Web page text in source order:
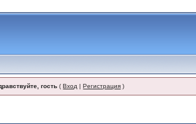
гость (Вход |Регистрация )